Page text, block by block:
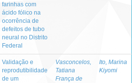
farinhas com
ácido fólico na
ocorrência de
defeitos de tubo
neural no Distrito
Federal
Validação e
reprodutibilidade
de um
Vasconcelos,
Tatiana
França de
Ito, Marina
Kiyomi